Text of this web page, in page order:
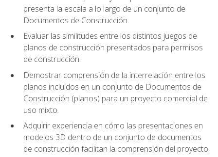
presenta la escala a lo largo de un conjunto de
Documentos de Construcción.
Evaluar las similitudes entre los distintos juegos de
planos de construcción presentados para permisos
de construcción.
Demostrar comprensión de la interrelación entre los
planos incluidos en un conjunto de Documentos de
Construcción (planos) para un proyecto comercial de
uso mixto.
Adquirir experiencia en cómo las presentaciones en
modelos 3D dentro de un conjunto de documentos
de construcción facilitan la comprensión del proyecto.